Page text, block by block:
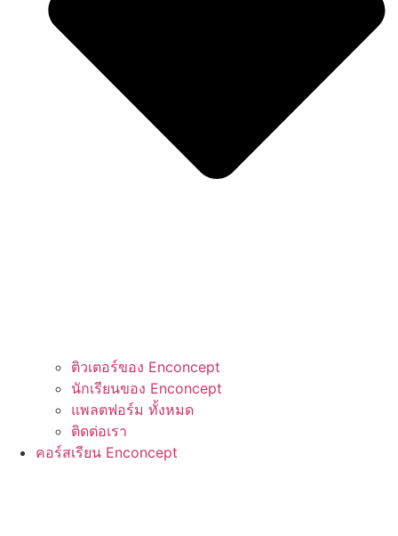
ติวเตอร์ของ Enconcept
นักเรียนของ Enconcept
แพลตฟอร์ม ทั้งหมด
ติดต่อเรา
คอร์สเรียน Enconcept